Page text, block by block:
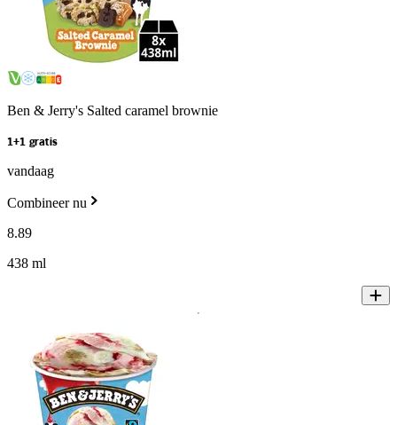
Ben & Jerry's Salted caramel brownie
1+1 gratis
vandaag
Combineer nu
8.89
438 ml